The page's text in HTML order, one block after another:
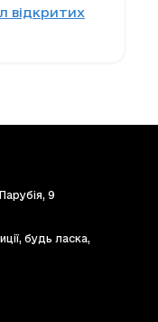
відкритих
9
будь ласка,